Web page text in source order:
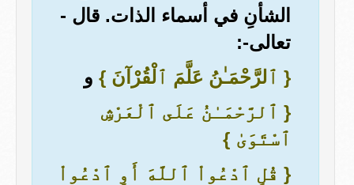
الشأنِ في أسماء الذات. قال -
تعالى-:
{ ٱلرَّحْمَـٰنُ عَلَّمَ ٱلْقُرْآنَ } و
{ ٱلرَّحْمَـٰنُ عَلَى ٱلْعَرْشِ
ٱسْتَوَىٰ }
{ قُلِ ٱدْعُواْ ٱللَّهَ أَوِ ٱدْعُواْ